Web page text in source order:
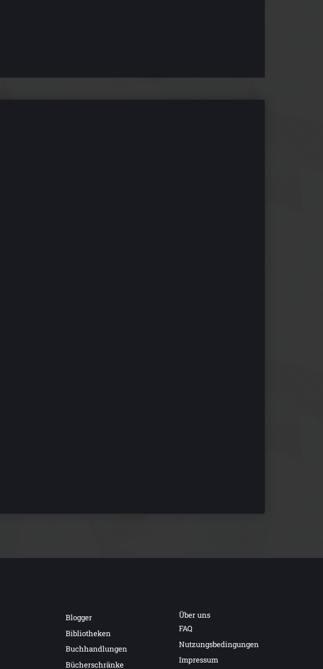
Blogger
Bibliotheken
Buchhandlungen
Bücherschränke
Über uns
FAQ
Nutzungsbedingungen
Impressum